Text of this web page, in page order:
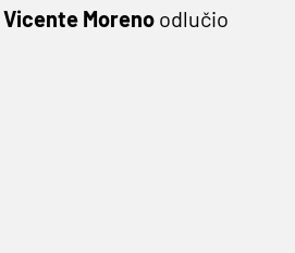
Vicente Moreno odlučio